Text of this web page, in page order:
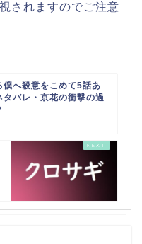
されますのでご注意
僕へ殺意をこめて5話あ
タバレ・京花の衝撃の過